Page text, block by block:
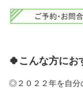
🍀こんな方にお
◎２０２２年を自分